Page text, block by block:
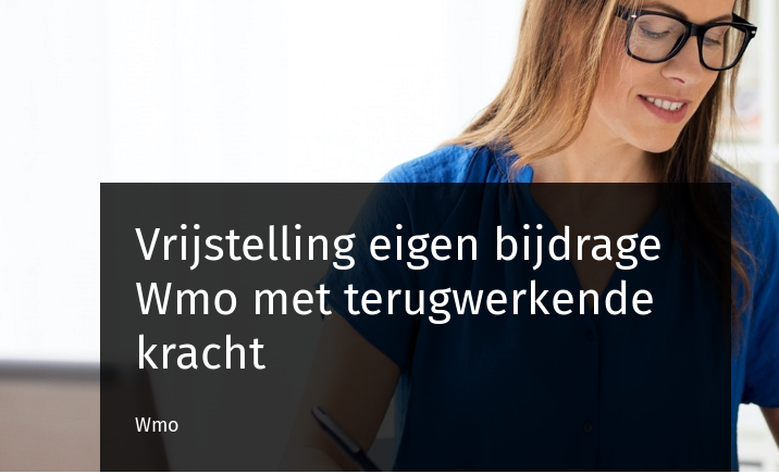
Vrijstelling eigen bijdrage
Wmo met terugwerkende
kracht
Wmo